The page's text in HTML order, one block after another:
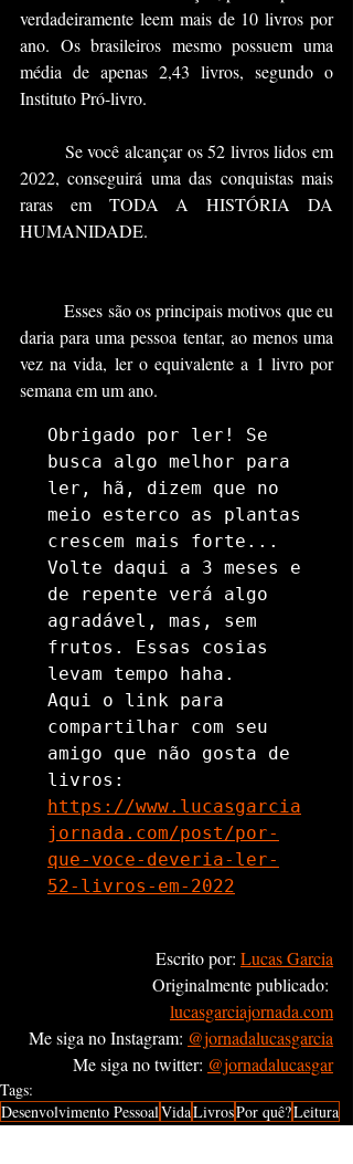
verdadeiramente leem mais de 10 livros por
ano. Os brasileiros mesmo possuem uma
média de apenas 2,43 livros, segundo o
Instituto Pró-livro.
2022, conseguirá uma das conquistas mais
raras em TODA A HISTÓRIA DA
HUMANIDADE.
	Esses são os principais motivos que eu
daria para uma pessoa tentar, ao menos uma
vez na vida, ler o equivalente a 1 livro por
semana em um ano.
Obrigado por ler! Se
busca algo melhor para
ler, hã, dizem que no
meio esterco as plantas
crescem mais forte...
Volte daqui a 3 meses e
de repente verá algo
agradável, mas, sem
frutos. Essas cosias
levam tempo haha.
Aqui o link para
compartilhar com seu
amigo que não gosta de
https://www.lucasgarcia
jornada.com/post/por-
que-voce-deveria-ler-
52-livros-em-2022
Escrito por: Lucas Garcia
Originalmente publicado:
lucasgarciajornada.com
Me siga no Instagram: @jornadalucasgarcia
Me siga no twitter: @jornadalucasgar
Tags:
Desenvolvimento PessoalVidaLivrosPor quê?Leitura